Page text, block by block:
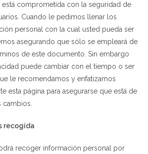
está comprometida con la seguridad de
Cuando le pedimos llenar los
personal con la cual usted pueda ser
asegurando que sólo se empleará de
de este documento. Sin embargo
puede cambiar con el tiempo o ser
le recomendamos y enfatizamos
esta página para asegurarse que está de
recogida
recoger información personal por